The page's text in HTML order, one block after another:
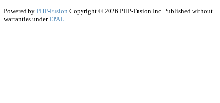
Powered by PHP-Fusion Copyright © 2026 PHP-Fusion Inc. Published without
warranties underEPAL